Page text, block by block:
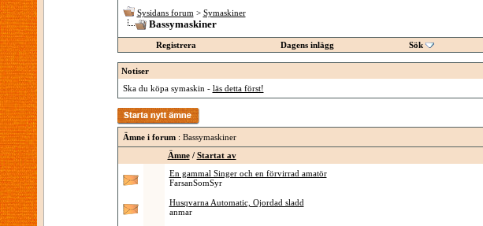
Sysidans forum > Symaskiner
Bassymaskiner
Registrera
Dagens inlägg Sök
Notiser
Ska du köpa symaskin - läs detta först!
Ämne i forum: Bassymaskiner
Ämne/ Startat av
En gammal Singer och en förvirrad amatör
FarsanSomSyr
Husqvarna Automatic, Ojordad sladd
anmar